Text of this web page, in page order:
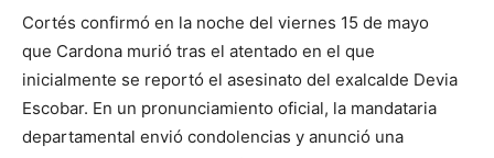
Cortés confirmó en la noche del viernes 15 de mayo
que Cardona murió tras el atentado en el que
inicialmente se reportó el asesinato del exalcalde Devia
Escobar. En un pronunciamiento oficial, la mandataria
departamental envió condolencias y anunció una